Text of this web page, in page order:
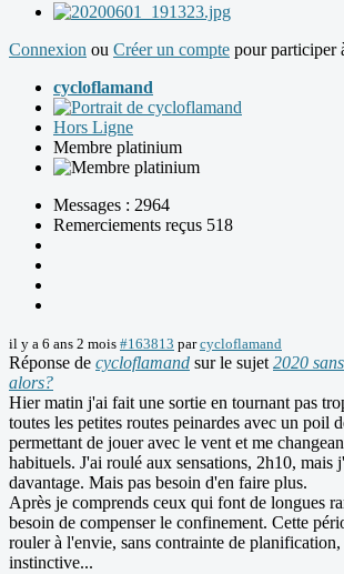
Connexion ou Créer un compte pour participer
cycloflamand
Hors Ligne
Membre platinium
Messages : 2964
Remerciements reçus 518
il y a 6 ans 2 mois #163813 parcycloflamand
Réponse de cycloflamand sur le sujet 2020
alors?
Hier matin j'ai fait une sortie en tournant pas
toutes les petites routes peinardes avec un poil
permettant de jouer avec le vent et me
habituels. J'ai roulé aux sensations, 2h10, mais
davantage. Mais pas besoin d'en faire plus.
Après je comprends ceux qui font de longues
besoin de compenser le confinement. Cette
rouler à l'envie, sans contrainte de
instinctive...